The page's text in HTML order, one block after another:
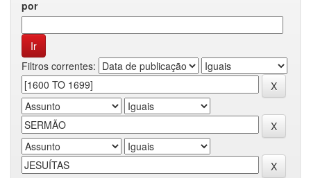
por
Filtros correntes: